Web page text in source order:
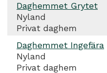
Daghemmet Grytet
Nyland
Privat daghem
Daghemmet Ingefära
Nyland
Privat daghem